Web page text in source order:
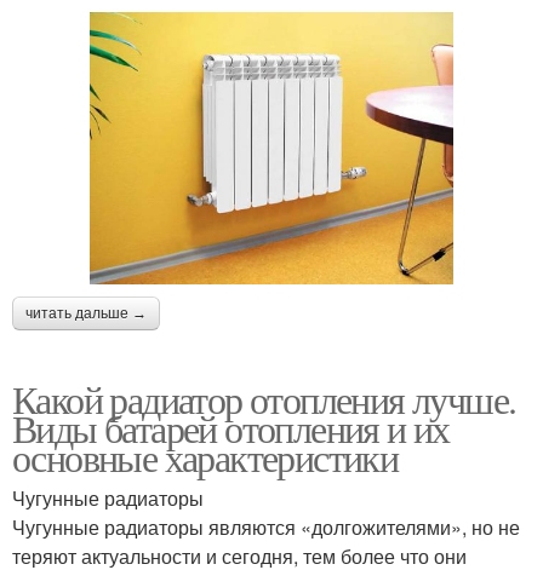
читать дальше →
Какой радиатор отопления лучше.
Виды батарей отопления и их
основные характеристики
Чугунные радиаторы
Чугунные радиаторы являются «долгожителями», но не
теряют актуальности и сегодня, тем более что они